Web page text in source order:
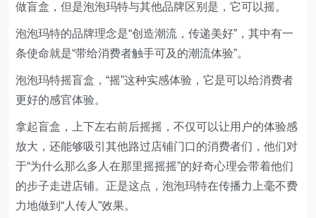
做盲盒，但是泡泡玛特与其他品牌区别是，它可以摇。
泡泡玛特的品牌理念是“创造潮流，传递美好”，其中有一
条使命就是“带给消费者触手可及的潮流体验”。
泡泡玛特摇盲盒，“摇”这种实感体验，它是可以给消费者
更好的感官体验。
拿起盲盒，上下左右前后摇摇，不仅可以让用户的体验感
放大，还能够吸引其他路过店铺门口的消费者们，他们对
于“为什么那么多人在那里摇摇摇”的好奇心理会带着他们
的步子走进店铺。正是这点，泡泡玛特在传播力上毫不费
力地做到“人传人”效果。